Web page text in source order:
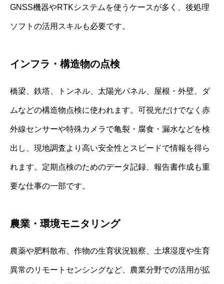
GNSS機器やRTKシステムを使うケースが多く、後処理
ソフトの活用スキルも必要です。
インフラ・構造物の点検
橋梁、鉄塔、トンネル、太陽光パネル、屋根・外壁、ダ
ムなどの構造物点検に使われます。可視光だけでなく赤
外線センサーや特殊カメラで亀裂・腐食・漏水などを検
出し、現地調査より高い安全性とスピードで情報を得ら
れます。定期点検のためのデータ記録、報告書作成も重
要な仕事の一部です。
農業・環境モニタリング
農薬や肥料散布、作物の生育状況観察、土壌湿度や生育
異常のリモートセンシングなど、農業分野での活用が拡